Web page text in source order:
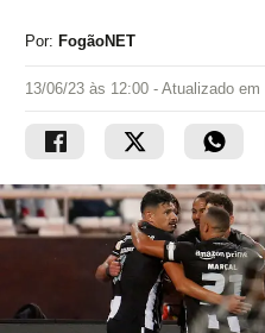
Por: FogãoNET
13/06/23 às 12:00 - Atualizado em